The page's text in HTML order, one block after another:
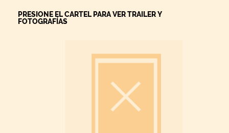
PRESIONE EL CARTEL PARA VER TRAILER Y
FOTOGRAFÍAS